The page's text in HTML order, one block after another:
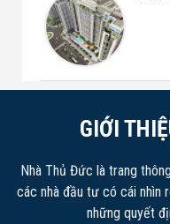
GIỚI
Nhà Thủ Đức là trang
các nhà đầu tư có cái nhìn
những quyết